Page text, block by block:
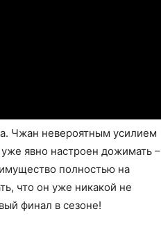
Чжан невероятным усилием
уже явно настроен дожимать –
полностью на
что он уже никакой не
финал в сезоне!